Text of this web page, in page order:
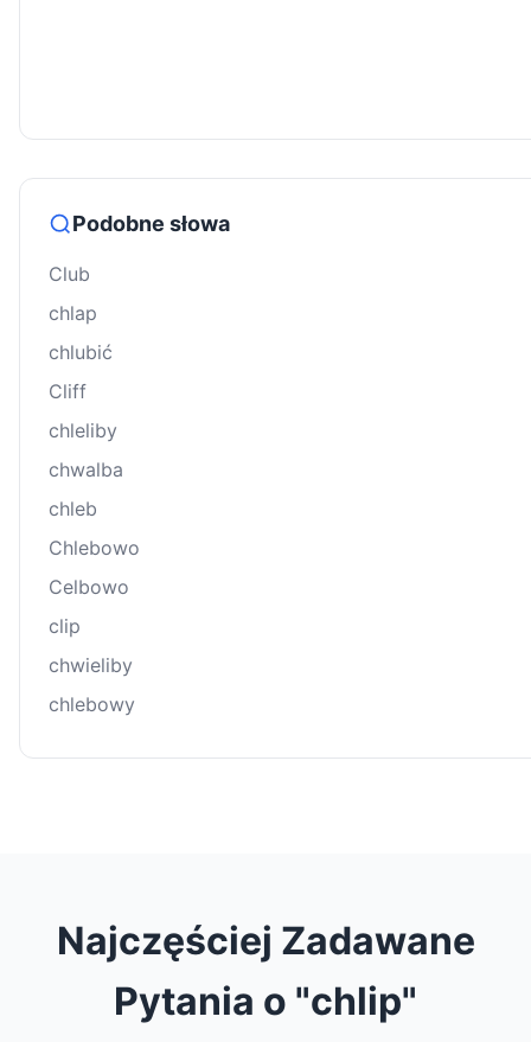
Podobne słowa
Club
chlap
chlubić
Cliff
chleliby
chwalba
chleb
Chlebowo
Celbowo
clip
chwieliby
chlebowy
Najczęściej Zadawane
Pytania o "chlip"